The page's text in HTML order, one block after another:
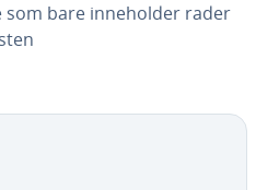
som bare inneholder rader